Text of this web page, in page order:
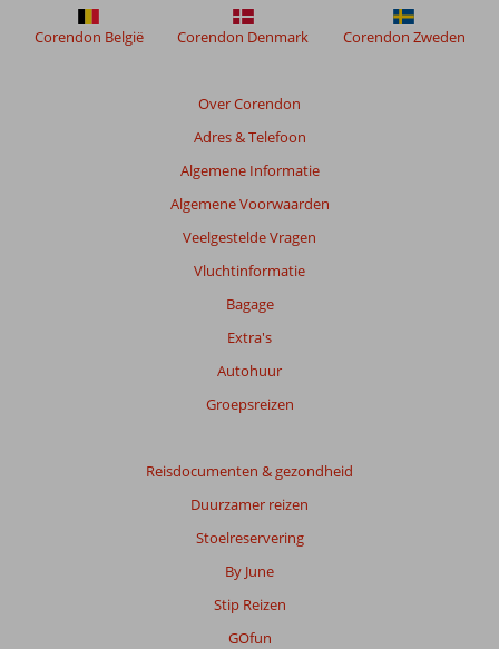
Over Corendon
Adres & Telefoon
Algemene Informatie
Algemene Voorwaarden
Veelgestelde Vragen
Vluchtinformatie
Bagage
Extra's
Autohuur
Groepsreizen
Reisdocumenten & gezondheid
Duurzamer reizen
Stoelreservering
By June
Stip Reizen
GOfun
Corendon België Corendon Denmark Corendon Zweden